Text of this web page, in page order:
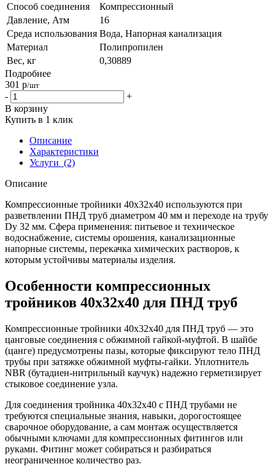
Способ соединения
Компрессионный
Давление, Атм
16
Среда использования Вода, Напорная канализация
Материал
Полипропилен
Вес, кг
0,30889
Подробнее
301 р/шт
-
+
В корзину
Купить в 1 клик
Описание
Характеристики
Услуги (2)
Описание
Компрессионные тройники 40x32x40 используются при
разветвлении ПНД труб диаметром 40 мм и переходе на трубу
Dy 32 мм. Сфера применения: питьевое и техническое
водоснабжение, системы орошения, канализационные
напорные системы, перекачка химических растворов, к
которым устойчивы материалы изделия.
Особенности компрессионных
тройников 40x32x40 для ПНД труб
Компрессионные тройники 40x32x40 для ПНД труб — это
цанговые соединения с обжимной гайкой-муфтой. В шайбе
(цанге) предусмотрены пазы, которые фиксируют тело ПНД
трубы при затяжке обжимной муфты-гайки. Уплотнитель
NBR (бутадиен-нитрильный каучук) надежно герметизирует
стыковое соединение узла.
Для соединения тройника 40x32x40 с ПНД трубами не
требуются специальные знания, навыки, дорогостоящее
сварочное оборудование, а сам монтаж осуществляется
обычными ключами для компрессионных фитингов или
руками. Фитинг может собираться и разбираться
неограниченное количество раз.